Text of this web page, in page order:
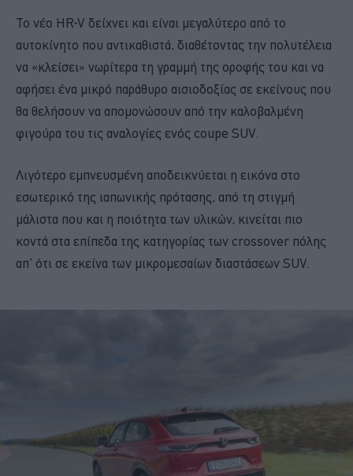
Το νέο HR-V δείχνει και είναι μεγαλύτερο από το
αυτοκίνητο που αντικαθιστά, διαθέτοντας την πολυτέλεια
να «κλείσει» νωρίτερα τη γραμμή της οροφής του και να
αφήσει ένα μικρό παράθυρο αισιοδοξίας σε εκείνους που
θα θελήσουν να απομονώσουν από την καλοβαλμένη
φιγούρα του τις αναλογίες ενός coupe SUV.
Λιγότερο εμπνευσμένη αποδεικνύεται η εικόνα στο
εσωτερικό της ιαπωνικής πρότασης, από τη στιγμή
μάλιστα που και η ποιότητα των υλικών, κινείται πιο
κοντά στα επίπεδα της κατηγορίας των crossover πόλης
απ’ ότι σε εκείνα των μικρομεσαίων διαστάσεων SUV.